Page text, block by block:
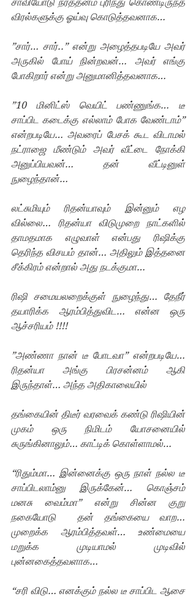
விரல்களுக்கு ஓய்வு கொடுத்தவனாக…
”சார்… சார்..” என்று அழைத்தபடியே அவர்
அருகில் போய் நின்றவன்… அவர் எங்கு
போகிறார் என்று அனுமானித்தவனாக…
”10 மினிட்ஸ் வெயிட் பண்ணுங்க… டீ
சாப்பிட கடைக்கு எல்லாம் போக வேண்டாம்”
என்றபடியே… அவரைப் பேசக் கூட விடாமல்
நட்ராஜை மீண்டும் அவர் வீட்டை நோக்கி
அனுப்பியவன்… தன் வீட்டினுள்
நுழைந்தான்…
லட்சுமியும் ரிதன்யாவும் இன்னும் எழ
வில்லை… ரிதன்யா விடுமுறை நாட்களில்
தாமதமாக எழுவாள் என்பது ரிஷிக்கு
தெரிந்த விசயம் தான்… அதிலும் இத்தனை
சீக்கிரம் என்றால் அது நடக்குமா…
ரிஷி சமையலறைக்குள் நுழைந்து… தேநீர்
தயாரிக்க ஆரம்பித்துவிட… என்ன ஒரு
ஆச்சரியம் !!!!
”அண்ணா நான் டீ போடவா” என்றபடியே…
ரிதன்யா அங்கு பிரசன்னம் ஆகி
இருந்தாள்… அந்த அதிகாலையில்
தங்கையின் திடீர் வரவைக் கண்டு ரிஷியின்
முகம் ஒரு நிமிடம் யோசனையில்
சுருங்கினாலும்… காட்டிக் கொள்ளாமல்…
“ரிதும்மா… இன்னைக்கு ஒரு நாள் நல்ல டீ
சாப்பிடலாம்னு இருக்கேன்… கொஞ்சம்
மனசு வைம்மா” என்று சின்ன குறு
நகையோடு  தன் தங்கையை வாற…
முறைக்க ஆரம்பித்தவள்… உண்மையை
மறுக்க முடியாமல் முடிவில்
புன்னகைத்தவளாக…
“சரி விடு… எனக்கும் நல்ல டீ சாப்பிட ஆசை